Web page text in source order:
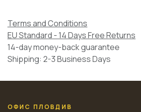
Terms and Conditions
EU Standard - 14 Days Free Returns
14-day money-back guarantee
Shipping: 2-3 Business Days
ОФИС ПЛОВДИВ